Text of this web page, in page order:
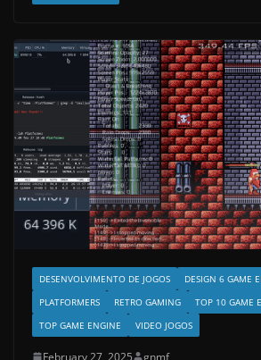
DESENVOLVIMENTO DE JOGOS DESIGN 6 GAME
PLATFORMERS
RETRO GAMING
TOP 10 GAME
TOP GAME ENGINE
VIDEO JOGOS
February 27, 2025 gnmf